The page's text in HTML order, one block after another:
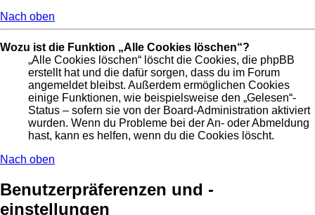
Nach oben
Wozu ist die Funktion „Alle Cookies löschen“?
„Alle Cookies löschen“ löscht die Cookies, die phpBB
erstellt hat und die dafür sorgen, dass du im Forum
angemeldet bleibst. Außerdem ermöglichen Cookies
einige Funktionen, wie beispielsweise den „Gelesen“-
Status – sofern sie von der Board-Administration aktiviert
wurden. Wenn du Probleme bei der An- oder Abmeldung
hast, kann es helfen, wenn du die Cookies löscht.
Nach oben
Benutzerpräferenzen und -
einstellungen